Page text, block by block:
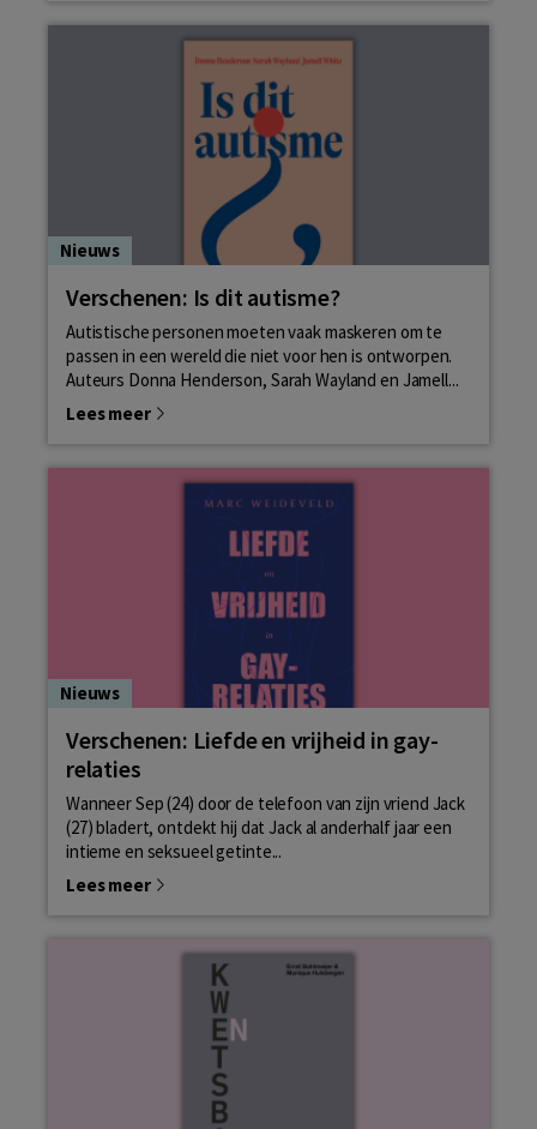
Nieuws
Verschenen: Is dit autisme?
Autistische personen moeten vaak maskeren om te
passen in een wereld die niet voor hen is ontworpen.
Auteurs Donna Henderson, Sarah Wayland en Jamell...
Lees meer
Nieuws
Verschenen: Liefde en vrijheid in gay-
relaties
Wanneer Sep (24) door de telefoon van zijn vriend Jack
(27) bladert, ontdekt hij dat Jack al anderhalf jaar een
intieme en seksueel getinte...
Lees meer